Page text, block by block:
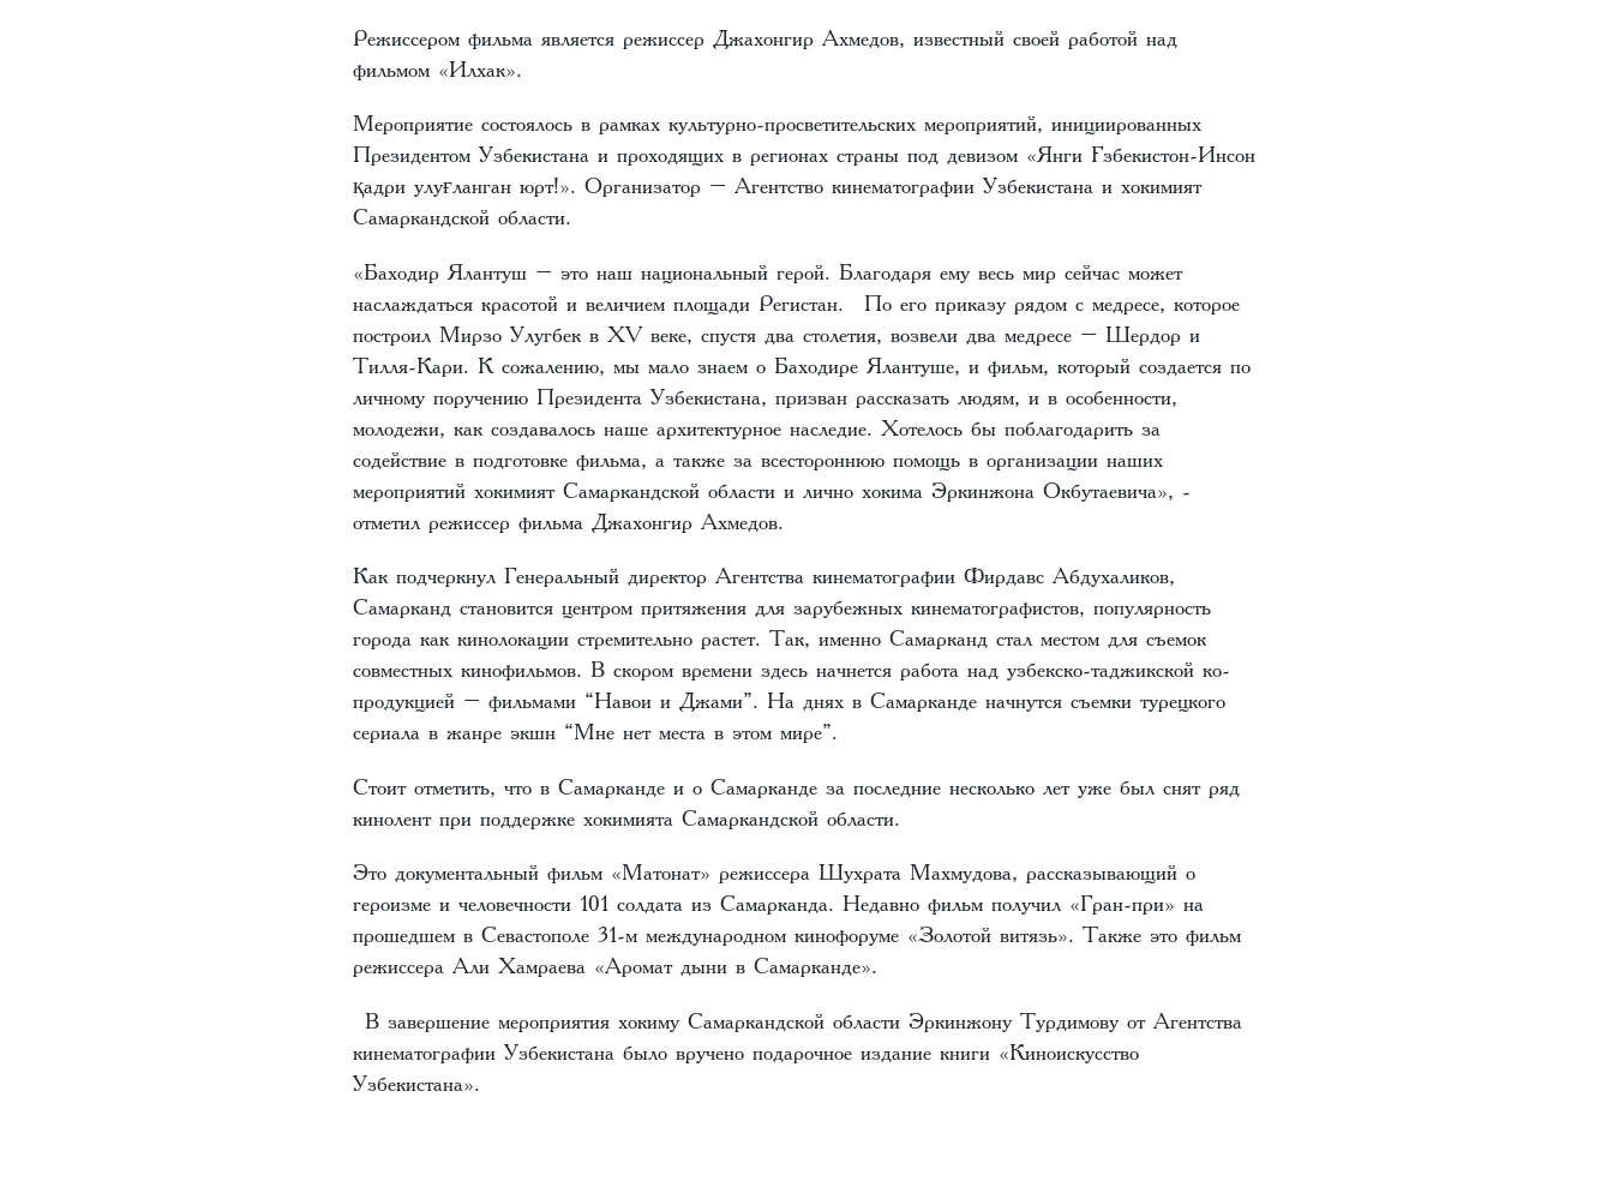
Режиссером фильма является режиссер Джахонгир Ахмедов, известный своей работой над
фильмом «Илхак».
Мероприятие состоялось в рамках культурно-просветительских мероприятий, инициированных
Президентом Узбекистана и проходящих в регионах страны под девизом «Янги ўзбекистон-Инсон
қадри улуғланган юрт!». Организатор – Агентство кинематографии Узбекистана и хокимият
Самаркандской области.
«Баходир Ялантуш – это наш национальный герой. Благодаря ему весь мир сейчас может
наслаждаться красотой и величием площади Регистан. По его приказу рядом с медресе, которое
построил Мирзо Улугбек в XV веке, спустя два столетия, возвели два медресе – Шердор и
Тилля-Кари. К сожалению, мы мало знаем о Баходире Ялантуше, и фильм, который создается по
личному поручению Президента Узбекистана, призван рассказать людям, и в особенности,
молодежи, как создавалось наше архитектурное наследие. Хотелось бы поблагодарить за
содействие в подготовке фильма, а также за всестороннюю помощь в организации наших
мероприятий хокимият Самаркандской области и лично хокима Эркинжона Окбутаевича», -
отметил режиссер фильма Джахонгир Ахмедов.
Как подчеркнул Генеральный директор Агентства кинематографии Фирдавс Абдухаликов,
Самарканд становится центром притяжения для зарубежных кинематографистов, популярность
города как кинолокации стремительно растет. Так, именно Самарканд стал местом для съемок
совместных кинофильмов. В скором времени здесь начнется работа над узбекско-таджикской ко-
продукцией – фильмами “Навои и Джами”. На днях в Самарканде начнутся съемки турецкого
сериала в жанре экшн “Мне нет места в этом мире”.
Стоит отметить, что в Самарканде и о Самарканде за последние несколько лет уже был снят ряд
кинолент при поддержке хокимията Самаркандской области.
Это документальный фильм «Матонат» режиссера Шухрата Махмудова, рассказывающий о
героизме и человечности 101 солдата из Самарканда. Недавно фильм получил «Гран-при» на
прошедшем в Севастополе 31-м международном кинофоруме «Золотой витязь». Также это фильм
режиссера Али Хамраева «Аромат дыни в Самарканде».
В завершение мероприятия хокиму Самаркандской области Эркинжону Турдимову от Агентства
кинематографии Узбекистана было вручено подарочное издание книги «Киноискусство
Узбекистана».